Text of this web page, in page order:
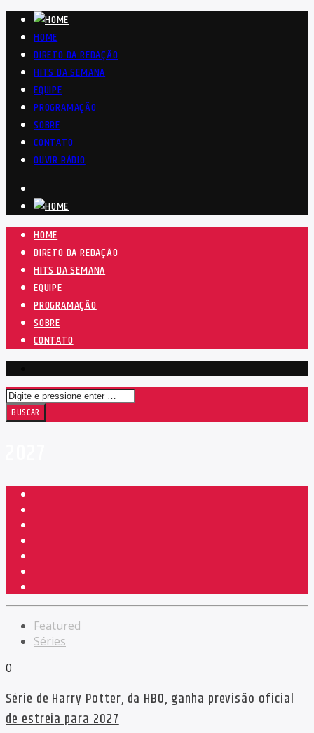
HOME
DIRETO DA REDAÇÃO
HITS DA SEMANA
EQUIPE
PROGRAMAÇÃO
SOBRE
CONTATO
OUVIR RÁDIO
HOME
DIRETO DA REDAÇÃO
HITS DA SEMANA
EQUIPE
PROGRAMAÇÃO
SOBRE
CONTATO
Featured
Séries
0
Série de Harry Potter, da HBO, ganha previsão oficial
de estreia para 2027